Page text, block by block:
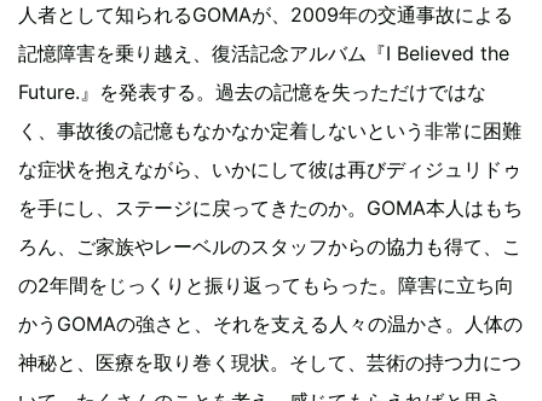
人者として知られるGOMAが、2009年の交通事故による
記憶障害を乗り越え、復活記念アルバム『I Believed the
Future.』を発表する。過去の記憶を失っただけではな
く、事故後の記憶もなかなか定着しないという非常に困難
な症状を抱えながら、いかにして彼は再びディジュリドゥ
を手にし、ステージに戻ってきたのか。GOMA本人はもち
ろん、ご家族やレーベルのスタッフからの協力も得て、こ
の2年間をじっくりと振り返ってもらった。障害に立ち向
かうGOMAの強さと、それを支える人々の温かさ。人体の
神秘と、医療を取り巻く現状。そして、芸術の持つ力につ